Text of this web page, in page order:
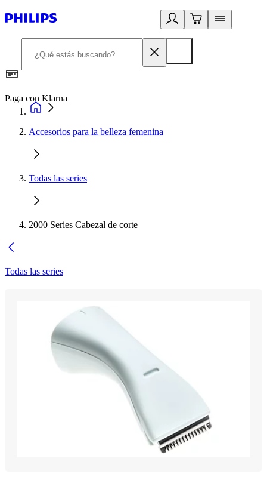
Paga con Klarna
Accesorios para la belleza femenina
Todas las series
2000 Series Cabezal de corte
Todas las series